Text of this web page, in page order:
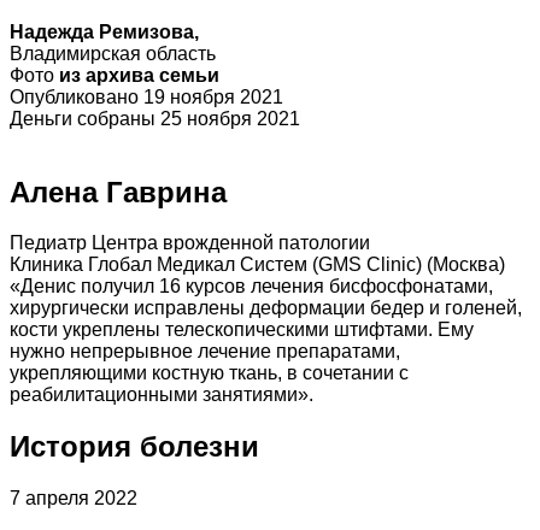
Надежда Ремизова,
Владимирская область
Фото из архива семьи
Опубликовано 19 ноября 2021
Деньги собраны 25 ноября 2021
Алена Гаврина
Педиатр Центра врожденной патологии
Клиника Глобал Медикал Систем (GMS Clinic) (Москва)
«Денис получил 16 курсов лечения бисфосфонатами,
хирургически исправлены деформации бедер и голеней,
кости укреплены телескопическими штифтами. Ему
нужно непрерывное лечение препаратами,
укрепляющими костную ткань, в сочетании с
реабилитационными занятиями».
История болезни
7 апреля 2022